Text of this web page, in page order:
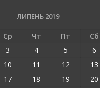
и
т
ся
ЛИПЕНЬ 2019
Ср Чт Пт Сб
3 4 5 6
10 11 12 13
17 18 19 20